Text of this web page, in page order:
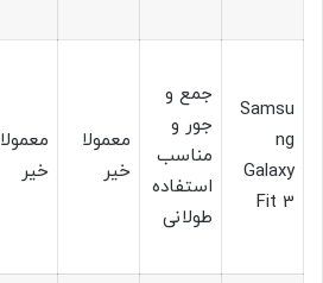
Samsu
ng
Galaxy
Fit 3
جمع و
جور و
مناسب
استفاده
طولانی
معمولا
خیر
معمولا
خیر